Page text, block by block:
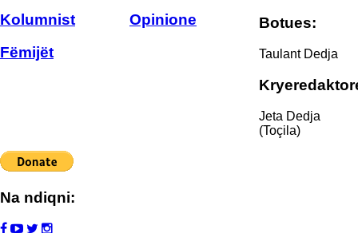
Kolumnist
Fëmijët
Opinione
Botues:
Taulant Dedja
Jeta Dedja
(Toçila)
Na ndiqni: